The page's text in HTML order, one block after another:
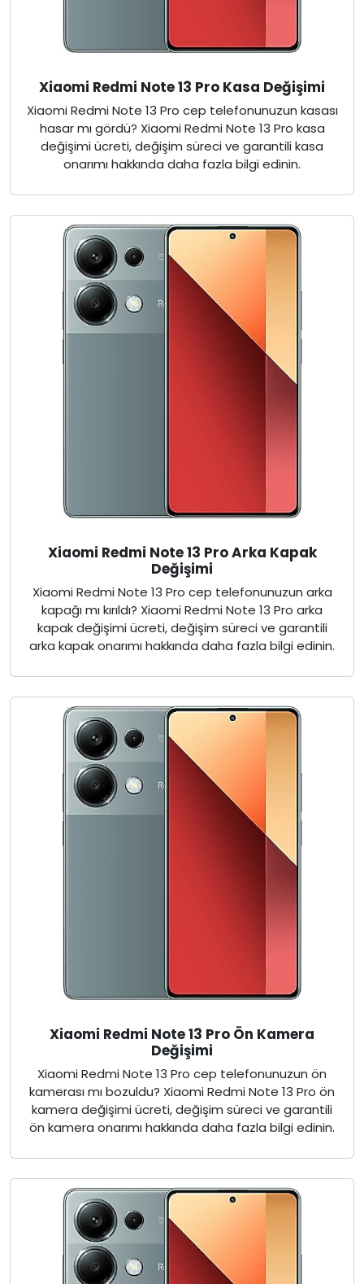
Xiaomi Redmi Note 13 Pro Kasa Değişimi
Xiaomi Redmi Note 13 Pro cep telefonunuzun kasası
hasar mı gördü? Xiaomi Redmi Note 13 Pro kasa
değişimi ücreti, değişim süreci ve garantili kasa
onarımı hakkında daha fazla bilgi edinin.
Xiaomi Redmi Note 13 Pro Arka Kapak
Değişimi
Xiaomi Redmi Note 13 Pro cep telefonunuzun arka
kapağı mı kırıldı? Xiaomi Redmi Note 13 Pro arka
kapak değişimi ücreti, değişim süreci ve garantili
arka kapak onarımı hakkında daha fazla bilgi edinin.
Xiaomi Redmi Note 13 Pro Ön Kamera
Değişimi
Xiaomi Redmi Note 13 Pro cep telefonunuzun ön
kamerası mı bozuldu? Xiaomi Redmi Note 13 Pro ön
kamera değişimi ücreti, değişim süreci ve garantili
ön kamera onarımı hakkında daha fazla bilgi edinin.